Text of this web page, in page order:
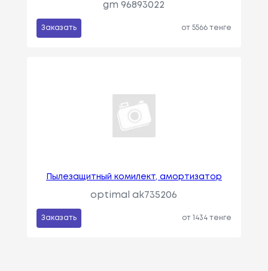
gm 96893022
Заказать от 5566 тенге
Пылезащитный комилект, амортизатор
optimal ak735206
Заказать от 1434 тенге